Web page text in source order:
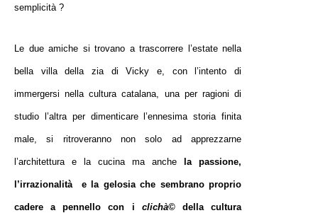
semplicità ?
Le due amiche si trovano a trascorrere l’estate nella
bella villa della zia di Vicky e, con l’intento di
immergersi nella cultura catalana, una per ragioni di
studio l’altra per dimenticare l’ennesima storia finita
male, si ritroveranno non solo ad apprezzarne
l’architettura e la cucina ma anche la passione,
l’irrazionalità e la gelosia che sembrano proprio
cadere a pennello con i clichà©della cultura